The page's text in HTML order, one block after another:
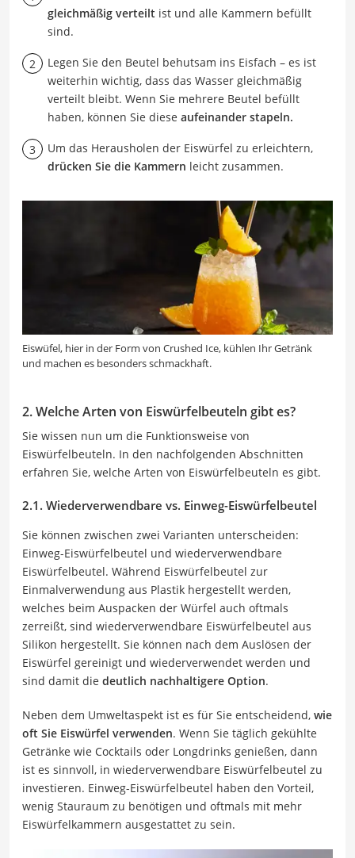
gleichmäßig verteilt ist und alle Kammern befüllt
sind.
Legen Sie den Beutel behutsam ins Eisfach – es ist
weiterhin wichtig, dass das Wasser gleichmäßig
verteilt bleibt. Wenn Sie mehrere Beutel befüllt
haben, können Sie diese aufeinander stapeln.
Um das Herausholen der Eiswürfel zu erleichtern,
drücken Sie die Kammern leicht zusammen.
Eiswüfel, hier in der Form von Crushed Ice, kühlen Ihr Getränk
und machen es besonders schmackhaft.
2. Welche Arten von Eiswürfelbeuteln gibt es?
Sie wissen nun um die Funktionsweise von
Eiswürfelbeuteln. In den nachfolgenden Abschnitten
erfahren Sie, welche Arten von Eiswürfelbeuteln es gibt.
2.1. Wiederverwendbare vs. Einweg-Eiswürfelbeutel
Sie können zwischen zwei Varianten unterscheiden:
Einweg-Eiswürfelbeutel und wiederverwendbare
Eiswürfelbeutel. Während Eiswürfelbeutel zur
Einmalverwendung aus Plastik hergestellt werden,
welches beim Auspacken der Würfel auch oftmals
zerreißt, sind wiederverwendbare Eiswürfelbeutel aus
Silikon hergestellt. Sie können nach dem Auslösen der
Eiswürfel gereinigt und wiederverwendet werden und
sind damit die deutlich nachhaltigere Option.
Neben dem Umweltaspekt ist es für Sie entscheidend, wie
oft Sie Eiswürfel verwenden. Wenn Sie täglich gekühlte
Getränke wie Cocktails oder Longdrinks genießen, dann
ist es sinnvoll, in wiederverwendbare Eiswürfelbeutel zu
investieren. Einweg-Eiswürfelbeutel haben den Vorteil,
wenig Stauraum zu benötigen und oftmals mit mehr
Eiswürfelkammern ausgestattet zu sein.